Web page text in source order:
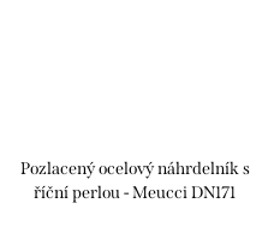
Pozlacený ocelový náhrdelník s
říční perlou - Meucci DN171